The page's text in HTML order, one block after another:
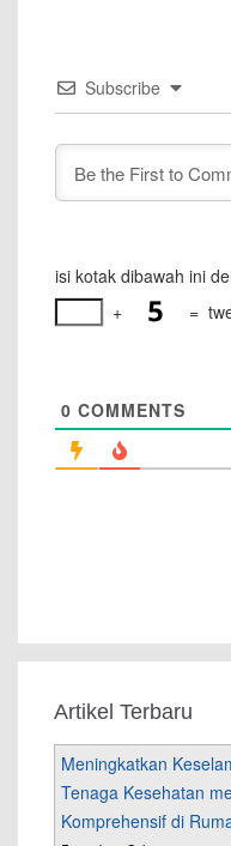
Subscribe
isi kotak dibawah ini
+
=
0 COMMENTS
Artikel Terbaru
Meningkatkan
Tenaga Kesehatan
Komprehensif di